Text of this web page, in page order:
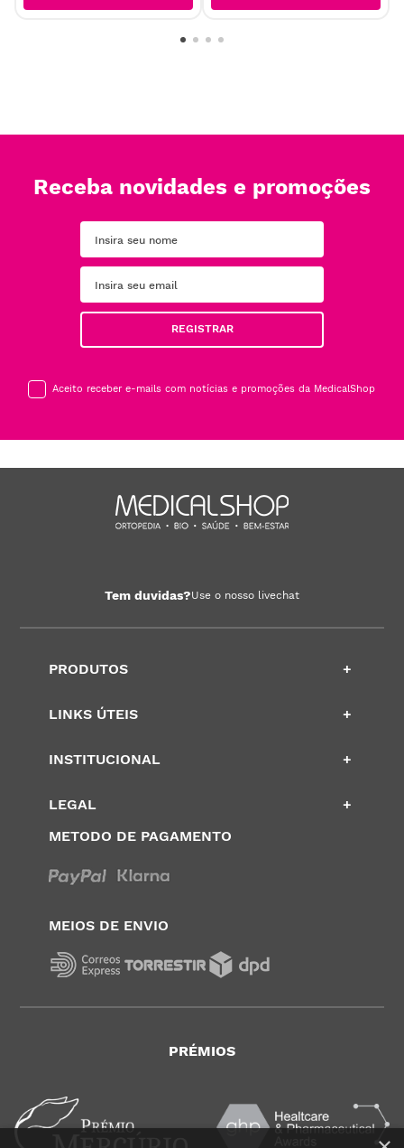
Receba novidades e promoções
REGISTRAR
Aceito receber e-mails com notícias e promoções da MedicalShop
Tem duvidas?Use o nosso livechat
PRODUTOS +
LINKS ÚTEIS +
INSTITUCIONAL +
LEGAL
+
METODO DE PAGAMENTO
MEIOS DE ENVIO
PRÉMIOS